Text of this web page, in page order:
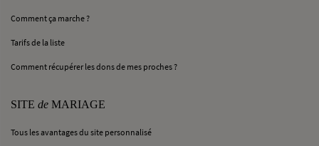
Comment ça marche ?
Tarifs de la liste
Comment récupérer les dons de mes proches ?
SITE de MARIAGE
Tous les avantages du site personnalisé